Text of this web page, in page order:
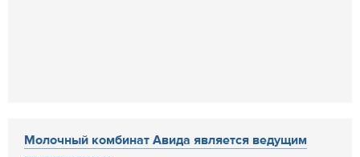
Молочный комбинат Авида является ведущим